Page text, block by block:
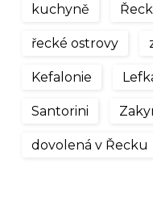
kuchyně
řecké ostrovy
Kefalonie
Santorini
dovolená v Řecku